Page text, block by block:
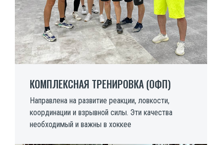
КОМПЛЕКСНАЯ ТРЕНИРОВКА (ОФП)
Направлена на развитие реакции, ловкости,
координации и взрывной силы. Эти качества
необходимый и важны в хоккее